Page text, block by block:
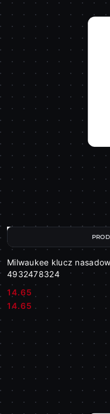
Milwaukee klucz
4932478324
Cena:
14.65
Cena:
14.65